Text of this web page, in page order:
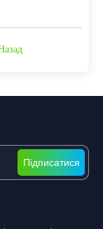
Підписатися